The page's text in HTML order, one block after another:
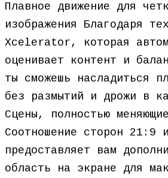
Плавное движение для
изображения Благодаря
Xcelerator, которая
оценивает контент и
ты сможешь насладиться
без размытий и дрожи в
Сцены, полностью
Соотношение сторон 21:9
предоставляет вам
область на экране для